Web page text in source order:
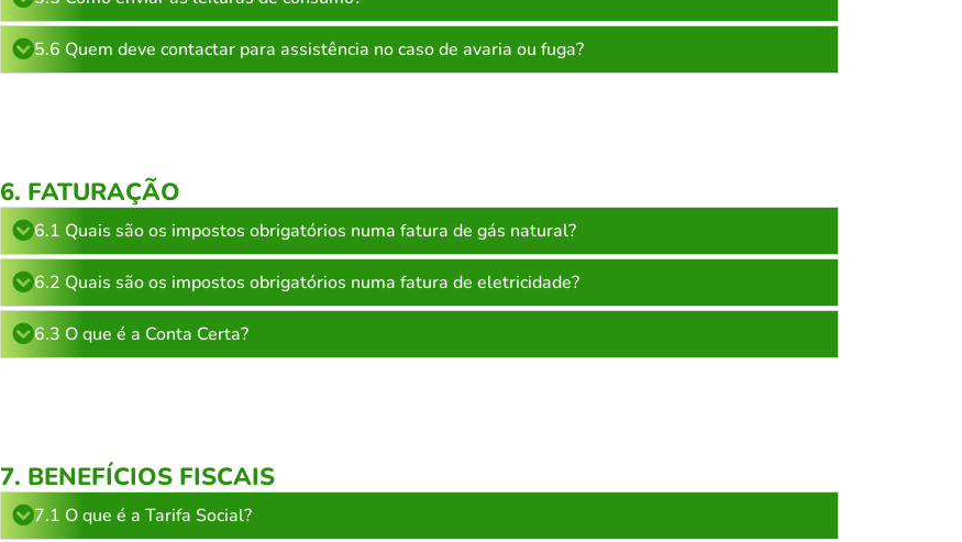
5.6 Quem deve contactar para assistência no caso de avaria ou fuga?
6. FATURAÇÃO
6.1 Quais são os impostos obrigatórios numa fatura de gás natural?
6.2 Quais são os impostos obrigatórios numa fatura de eletricidade?
6.3 O que é a Conta Certa?
7. BENEFÍCIOS FISCAIS
7.1 O que é a Tarifa Social?